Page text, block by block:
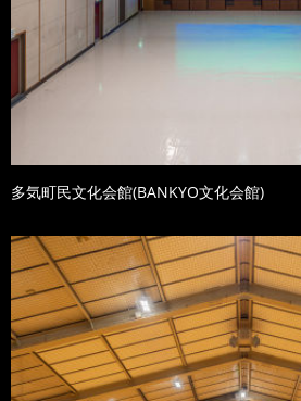
多気町民文化会館(BANKYO文化会館)